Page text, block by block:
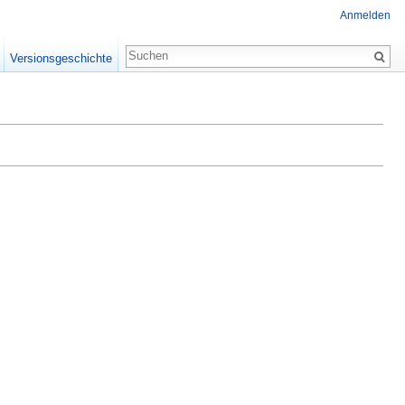
Anmelden
Versionsgeschichte